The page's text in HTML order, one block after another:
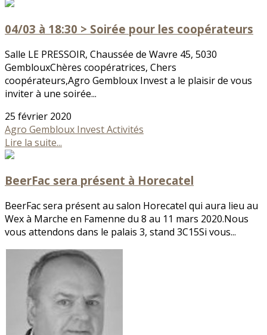
04/03 à 18:30 > Soirée pour les coopérateurs
Salle LE PRESSOIR, Chaussée de Wavre 45, 5030
GemblouxChères coopératrices, Chers
coopérateurs,Agro Gembloux Invest a le plaisir de vous
inviter à une soirée...
25 février 2020
Agro Gembloux InvestActivités
Lire la suite...
BeerFac sera présent à Horecatel
BeerFac sera présent au salon Horecatel qui aura lieu au
Wex à Marche en Famenne du 8 au 11 mars 2020.Nous
vous attendons dans le palais 3, stand 3C15Si vous...